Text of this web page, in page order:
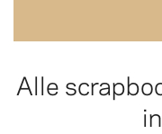
Alle